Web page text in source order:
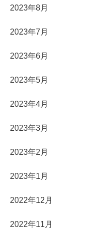
2023年8月
2023年7月
2023年6月
2023年5月
2023年4月
2023年3月
2023年2月
2023年1月
2022年12月
2022年11月